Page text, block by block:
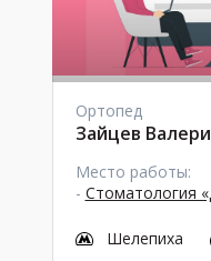
Ортопед
Зайцев
Место работы:
- Стоматология
Шелепиха